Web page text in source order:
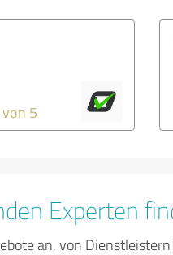
5
Experten
an, von